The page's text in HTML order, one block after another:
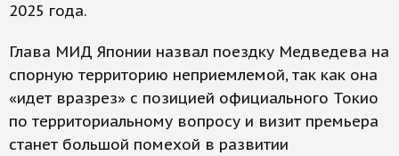
2025 года.
Глава МИД Японии назвал поездку Медведева на
спорную территорию неприемлемой, так как она
«идет вразрез» с позицией официального Токио
по территориальному вопросу и визит премьера
станет большой помехой в развитии